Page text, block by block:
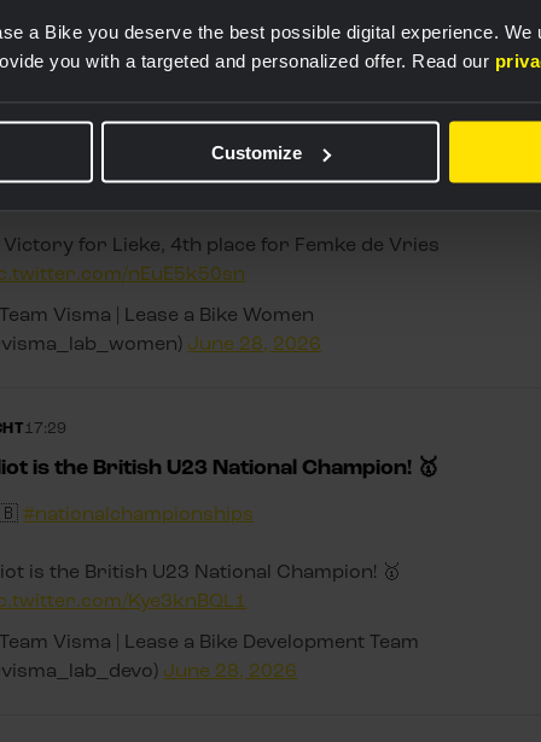
a Bike you deserve the best possible digital experience.
you with a targeted and personalized offer. Read our
Customize
for Lieke, 4th place for Femke de Vries
#NationalChampionships
Victory for Lieke, 4th place for Femke de Vries
nEuE5k50sn
Visma | Lease a Bike Women
June 28, 2026
17:29
is the British U23 National Champion! 🥇
#nationalchampionships
is the British U23 National Champion! 🥇
Kye3knBQL1
Visma | Lease a Bike Development Team
June 28, 2026